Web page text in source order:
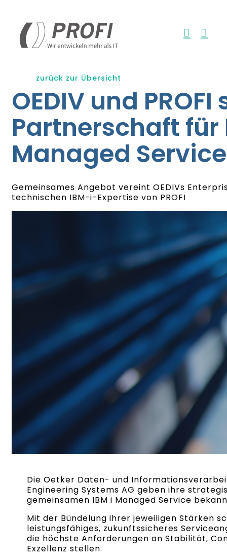
springen
zurück zur Übersicht
OEDIV und
Partnerschaft für
Managed Service
Gemeinsames Angebot vereint OEDIVs
technischen IBM-i-Expertise von PROFI
Die Oetker Daten- und
Engineering Systems AG geben ihre
gemeinsamen IBM i Managed Service
Mit der Bündelung ihrer jeweiligen Stärken
leistungsfähiges, zukunftssicheres
die höchste Anforderungen an Stabilität,
Exzellenz stellen.